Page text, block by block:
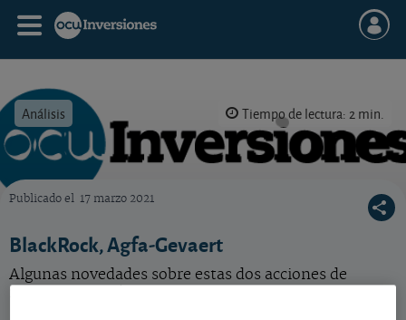
Análisis Tiempo de lectura: 2 min.
Publicado el 17 marzo 2021
BlackRock, Agfa-Gevaert
Algunas novedades sobre estas dos acciones de